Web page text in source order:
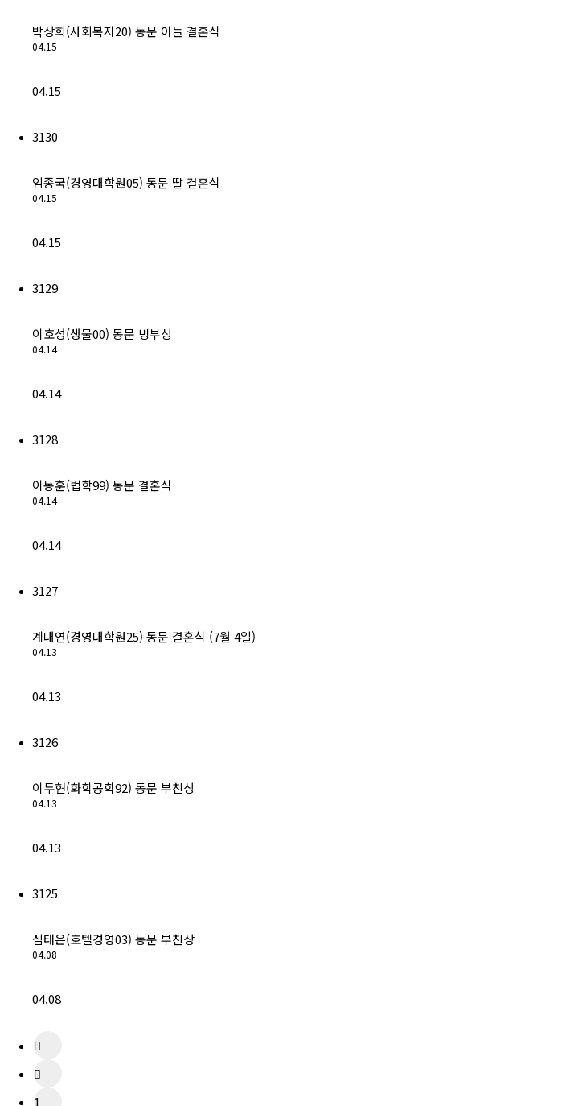
박상희(사회복지20) 동문 아들 결혼식
04.15
04.15
3130
임종국(경영대학원05) 동문 딸 결혼식
04.15
04.15
3129
이호성(생물00) 동문 빙부상
04.14
04.14
3128
이동훈(법학99) 동문 결혼식
04.14
04.14
3127
계대연(경영대학원25) 동문 결혼식 (7월 4일)
04.13
04.13
3126
이두현(화학공학92) 동문 부친상
04.13
04.13
3125
심태은(호텔경영03) 동문 부친상
04.08
04.08
1